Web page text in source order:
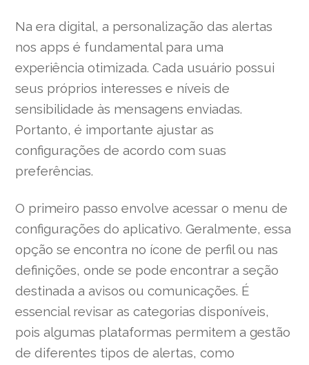
Na era digital, a personalização das alertas
nos apps é fundamental para uma
experiência otimizada. Cada usuário possui
seus próprios interesses e níveis de
sensibilidade às mensagens enviadas.
Portanto, é importante ajustar as
configurações de acordo com suas
preferências.
O primeiro passo envolve acessar o menu de
configurações do aplicativo. Geralmente, essa
opção se encontra no ícone de perfil ou nas
definições, onde se pode encontrar a seção
destinada a avisos ou comunicações. É
essencial revisar as categorias disponíveis,
pois algumas plataformas permitem a gestão
de diferentes tipos de alertas, como